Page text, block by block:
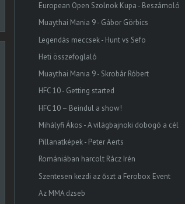
European Open Szolnok Kupa - Beszámoló
Muaythai Mania 9 - Gábor Görbics
Legendás meccsek - Hunt vs Sefo
Heti összefoglaló
Muaythai Mania 9 - Skrobár Róbert
HFC 10 - Getting started
HFC 10 – Beindul a show!
Mihályfi Ákos - A világbajnoki dobogó a cél
Pillanatképek - Peter Aerts
Romániában harcolt Rácz Irén
Szentesen kezdi az őszt a Ferobox Event
Az MMA dzseb